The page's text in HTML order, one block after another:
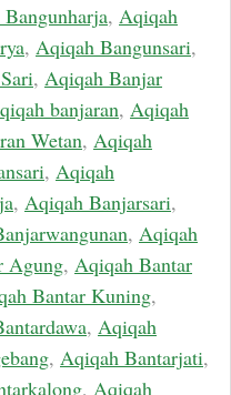
, Aqiqah
, Aqiqah Bangunsari,
, Aqiqah Banjar
banjaran, Aqiqah
Wetan, Aqiqah
, Aqiqah
, Aqiqah Banjarsari,
, Aqiqah
Agung, Aqiqah Bantar
Bantar Kuning,
, Aqiqah
, Aqiqah Bantarjati,
, Aqiqah